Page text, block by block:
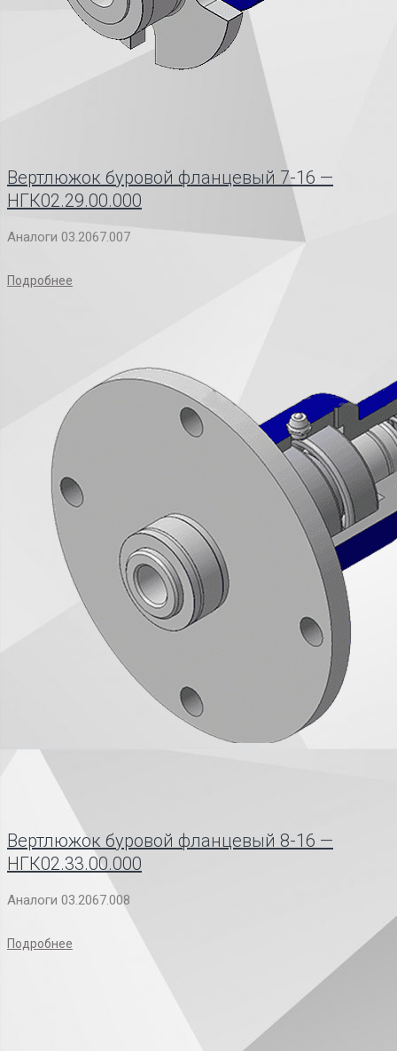
Вертлюжок буровой фланцевый 7-16 —
НГК02.29.00.000
Аналоги 03.2067.007
Подробнее
Вертлюжок буровой фланцевый 8-16 —
НГК02.33.00.000
Аналоги 03.2067.008
Подробнее